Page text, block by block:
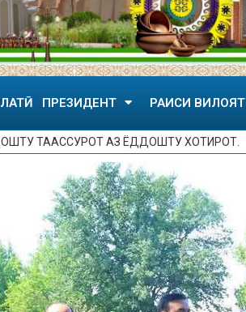
ПРЕЗИДЕНТ РАИСИ ВИЛОЯТ
ТААССУРОТ АЗ ЁДДОШТУ ХОТИРОТ.